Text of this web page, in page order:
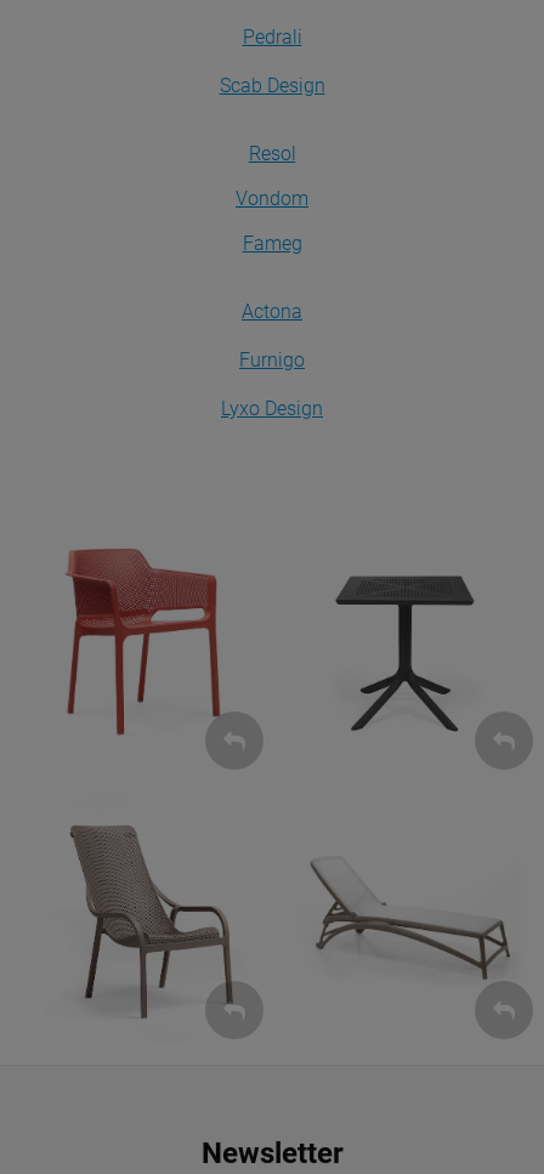
Pedrali
Scab Design
Resol
Vondom
Fameg
Actona
Furnigo
Lyxo Design
ZOBACZ ZOBACZ
Newsletter